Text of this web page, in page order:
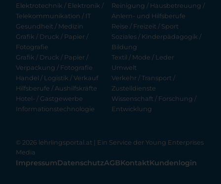
Elektrotechnik / Elektronik /
Telekommunikation / IT
Gesundheit / Medizin
Grafik / Druck / Papier /
Fotografie
Grafik / Druck / Papier /
Verpackung / Fotografie
Handel / Logistik / Verkauf
Hilfsberufe / Aushilfskräfte
Hotel- / Gastgewerbe
Informationstechnologie
Reinigung / Hausbetreuung /
Anlern- und Hilfsberufe
Reise / Freizeit / Sport
Soziales / Kinderpädagogik /
Bildung
Textil / Mode / Leder
Umwelt
Verkehr / Transport /
Zustelldienste
Wissenschaft / Forschung /
Entwicklung
© 2026 lehrlingsportal.at | Ein Service der Young Enterprises
Media
ImpressumDatenschutzAGBKontaktKundenlogin